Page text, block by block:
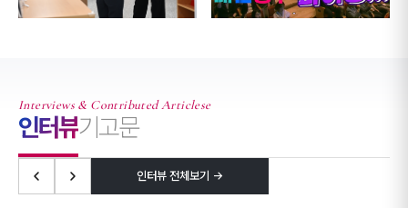
Interviews & Contributed Articlese
인터뷰기고문
인터뷰 전체보기 →